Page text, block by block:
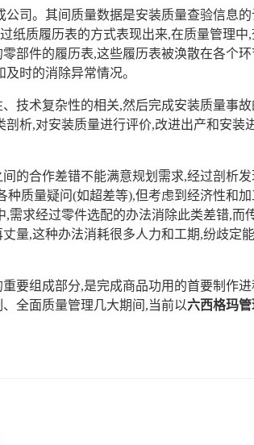
司。其间质量数据是安装质量查验信息的
纸质履历表的方式表现出来,在质量管理中
部件的履历表,这些履历表被涣散在各个环
时的消除异常情况。
技术复杂性的相关,然后完成安装质量事
析,对安装质量进行评价,改进出产和安装
的合作差错不能满意规划需求,经过剖析发
质量疑问(如超差等),但考虑到经济性和
需求经过零件选配的办法消除此类差错,而
量,这种办法消耗很多人力和工期,纷歧定
要组成部分,是完成商品功用的首要制作
全面质量管理几大期间,当前以六西格玛管